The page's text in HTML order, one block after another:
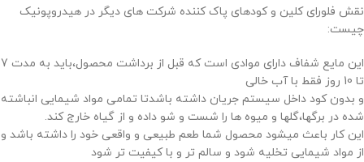
نقش فلورای کلین و کودهای پاک کننده شرکت های دیگر در هیدروپونیک
چیست:
این مایع شفاف دارای موادی است که قبل از برداشت محصول،باید به مدت 7
تا 10 روز فقط با آب خالی
و بدون کود داخل سیستم جریان داشته باشدتا تمامی مواد شیمایی انباشته
شده در برگها،گلها و میوه ها را شست و شو داده و از گیاه خارج کند.
این کار باعث میشود محصول شما طعم طبیعی و واقعی خود را داشته باشد و
از مواد شیمایی تخلیه شود و سالم تر و با کیفیت تر شود